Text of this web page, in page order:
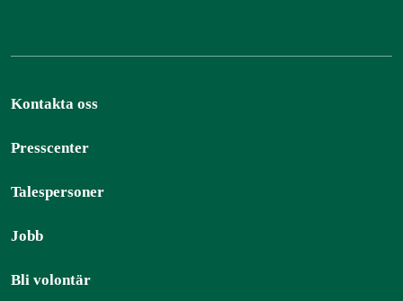
Kontakta oss
Presscenter
Talespersoner
Jobb
Bli volontär